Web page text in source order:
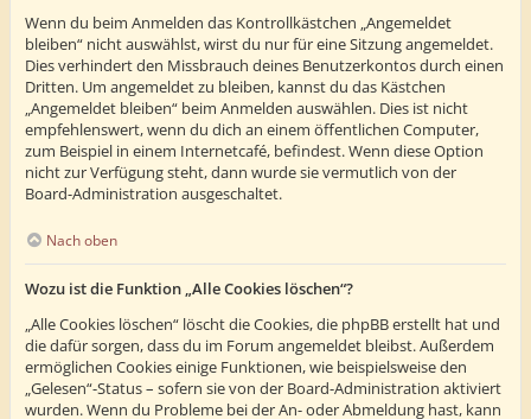
Wenn du beim Anmelden das Kontrollkästchen „Angemeldet
bleiben“ nicht auswählst, wirst du nur für eine Sitzung angemeldet.
Dies verhindert den Missbrauch deines Benutzerkontos durch einen
Dritten. Um angemeldet zu bleiben, kannst du das Kästchen
„Angemeldet bleiben“ beim Anmelden auswählen. Dies ist nicht
empfehlenswert, wenn du dich an einem öffentlichen Computer,
zum Beispiel in einem Internetcafé, befindest. Wenn diese Option
nicht zur Verfügung steht, dann wurde sie vermutlich von der
Board-Administration ausgeschaltet.
Nach oben
Wozu ist die Funktion „Alle Cookies löschen“?
„Alle Cookies löschen“ löscht die Cookies, die phpBB erstellt hat und
die dafür sorgen, dass du im Forum angemeldet bleibst. Außerdem
ermöglichen Cookies einige Funktionen, wie beispielsweise den
„Gelesen“-Status – sofern sie von der Board-Administration aktiviert
wurden. Wenn du Probleme bei der An- oder Abmeldung hast, kann